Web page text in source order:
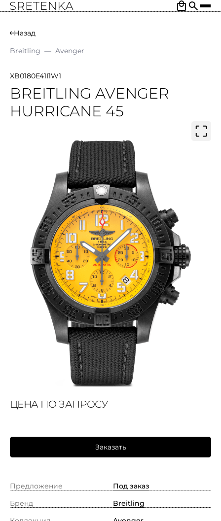
Назад
Breitling — Avenger
XB0180E41I1W1
BREITLING AVENGER
HURRICANE 45
ЦЕНА ПО ЗАПРОСУ
Заказать
Предложение
Под заказ
Бренд
Breitling